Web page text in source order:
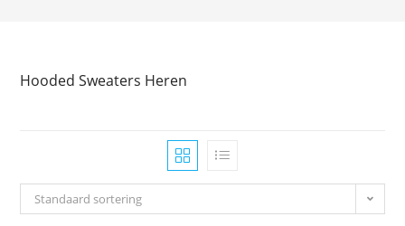
Hooded Sweaters Heren
Standaard sortering